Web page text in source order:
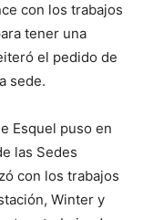
con los trabajos
tener una
el pedido de
sede.
Esquel puso en
las Sedes
con los trabajos
Winter y